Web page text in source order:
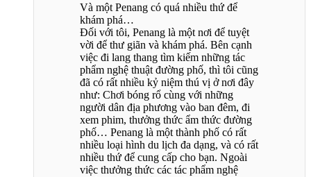
Và một Penang có quá nhiều thứ để
khám phá…
Đối với tôi, Penang là một nơi để tuyệt
vời để thư giãn và khám phá. Bên cạnh
việc đi lang thang tìm kiếm những tác
phẩm nghệ thuật đường phố, thì tôi cũng
đã có rất nhiều kỷ niệm thú vị ở nơi đây
như: Chơi bóng rổ cùng với những
người dân địa phương vào ban đêm, đi
xem phim, thưởng thức ẩm thức đường
phố… Penang là một thành phố có rất
nhiều loại hình du lịch đa dạng, và có rất
nhiều thứ để cung cấp cho bạn. Ngoài
việc thưởng thức các tác phẩm nghệ